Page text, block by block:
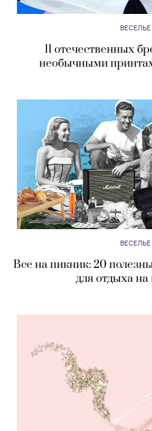
ВЕСЕЛЬЕ
11 отечественных
необычными
ВЕСЕЛЬЕ
Все на пикник: 20
для отдыха на